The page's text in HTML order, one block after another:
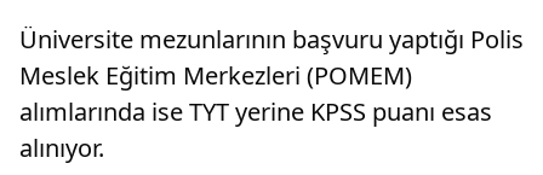
Üniversite mezunlarının başvuru yaptığı Polis
Meslek Eğitim Merkezleri (POMEM)
alımlarında ise TYT yerine KPSS puanı esas
alınıyor.